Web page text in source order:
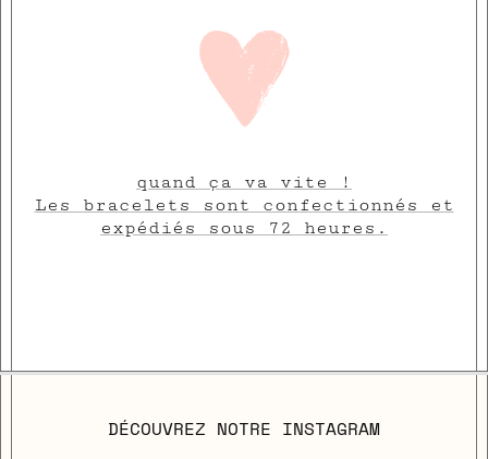
quand ça va vite !
Les bracelets sont confectionnés et
expédiés sous 72 heures.
DÉCOUVREZ NOTRE INSTAGRAM